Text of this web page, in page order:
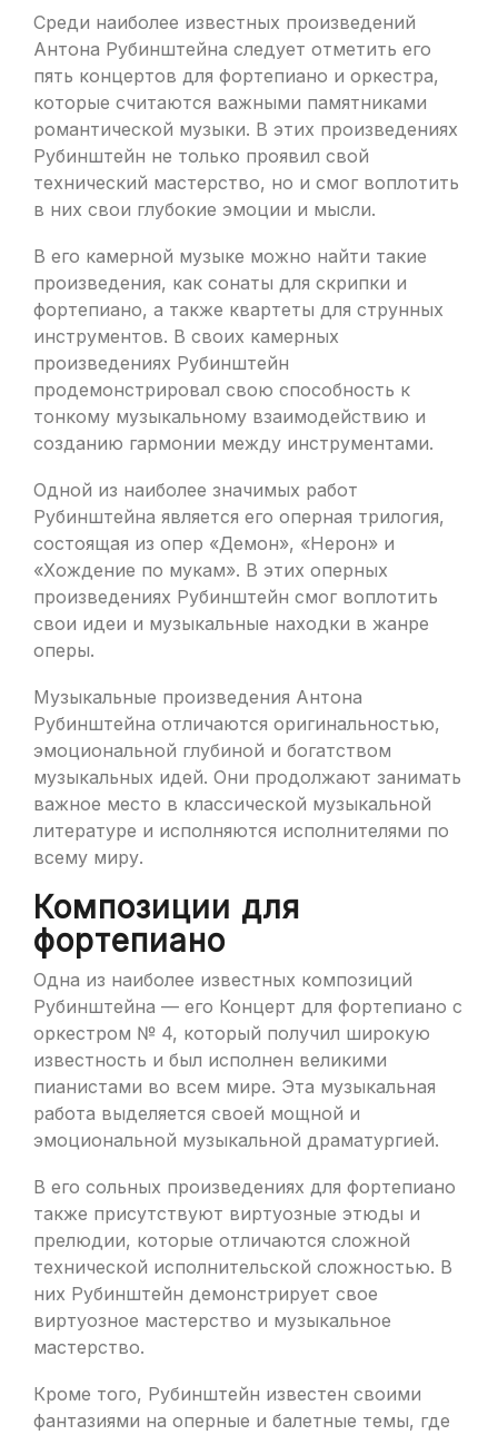
Среди наиболее известных произведений
Антона Рубинштейна следует отметить его
пять концертов для фортепиано и оркестра,
которые считаются важными памятниками
романтической музыки. В этих произведениях
Рубинштейн не только проявил свой
технический мастерство, но и смог воплотить
в них свои глубокие эмоции и мысли.
В его камерной музыке можно найти такие
произведения, как сонаты для скрипки и
фортепиано, а также квартеты для струнных
инструментов. В своих камерных
произведениях Рубинштейн
продемонстрировал свою способность к
тонкому музыкальному взаимодействию и
созданию гармонии между инструментами.
Одной из наиболее значимых работ
Рубинштейна является его оперная трилогия,
состоящая из опер «Демон», «Нерон» и
«Хождение по мукам». В этих оперных
произведениях Рубинштейн смог воплотить
свои идеи и музыкальные находки в жанре
оперы.
Музыкальные произведения Антона
Рубинштейна отличаются оригинальностью,
эмоциональной глубиной и богатством
музыкальных идей. Они продолжают занимать
важное место в классической музыкальной
литературе и исполняются исполнителями по
всему миру.
Композиции для
фортепиано
Одна из наиболее известных композиций
Рубинштейна — его Концерт для фортепиано с
оркестром № 4, который получил широкую
известность и был исполнен великими
пианистами во всем мире. Эта музыкальная
работа выделяется своей мощной и
эмоциональной музыкальной драматургией.
В его сольных произведениях для фортепиано
также присутствуют виртуозные этюды и
прелюдии, которые отличаются сложной
технической исполнительской сложностью. В
них Рубинштейн демонстрирует свое
виртуозное мастерство и музыкальное
мастерство.
Кроме того, Рубинштейн известен своими
фантазиями на оперные и балетные темы, где